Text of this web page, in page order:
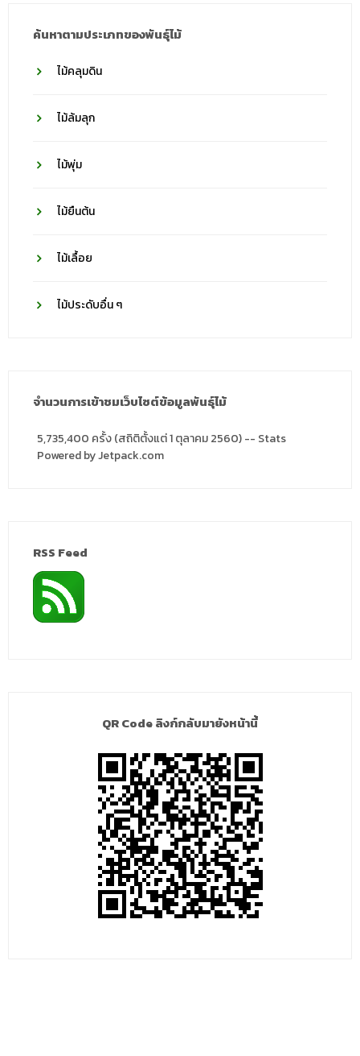
ค้นหาตามประเภทของพันธุ์ไม้
ไม้คลุมดิน
ไม้ล้มลุก
ไม้พุ่ม
ไม้ยืนต้น
ไม้เลื้อย
ไม้ประดับอื่น ๆ
จำนวนการเข้าชมเว็บไซต์ข้อมูลพันธุ์ไม้
5,735,400 ครั้ง (สถิติตั้งแต่ 1 ตุลาคม 2560) -- Stats
Powered by Jetpack.com
RSS Feed
QR Code ลิงก์กลับมายังหน้านี้